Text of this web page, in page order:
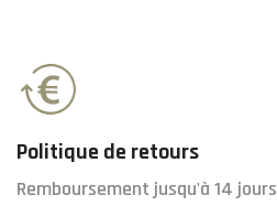
Politique de retours
Remboursement jusqu'à 14 jours